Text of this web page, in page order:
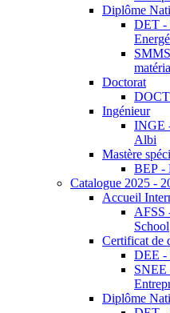
Diplôme
DET -
Doctorat
Ingénieur
INGE
Albi
Mastère
BEP -
Catalogue 2025 -
Accueil
AFSS
School
Certificat de
DEE -
SNEE
Diplôme